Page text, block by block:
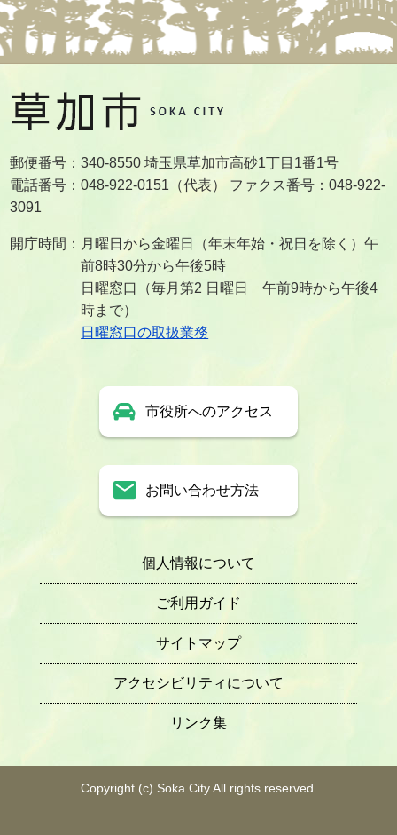
郵便番号：340-8550 埼玉県草加市高砂1丁目1番1号
電話番号：048-922-0151（代表） ファクス番号：048-922-
3091
開庁時間：月曜日から金曜日（年末年始・祝日を除く）午
前8時30分から午後5時
日曜窓口（毎月第2 日曜日 午前9時から午後4
時まで）
日曜窓口の取扱業務
市役所へのアクセス
お問い合わせ方法
個人情報について
ご利用ガイド
サイトマップ
アクセシビリティについて
リンク集
Copyright (c) Soka City All rights reserved.